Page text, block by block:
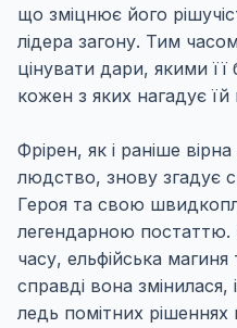
що зміцнює його
лідера загону. Тим
цінувати дари, якими
кожен з яких нагадує
Фрірен, як і раніше
людство, знову згадує
Героя та свою
легендарною
часу, ельфійська
справді вона
ледь помітних